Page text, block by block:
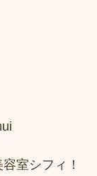
室シフィ！